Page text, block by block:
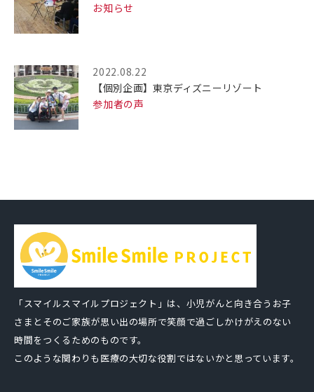
お知らせ
2022.08.22
【個別企画】東京ディズニーリゾート
参加者の声
「スマイルスマイルプロジェクト」は、小児がんと向き合うお子
さまとそのご家族が思い出の場所で笑顔で過ごしかけがえのない
時間をつくるためのものです。
このような関わりも医療の大切な役割ではないかと思っています。